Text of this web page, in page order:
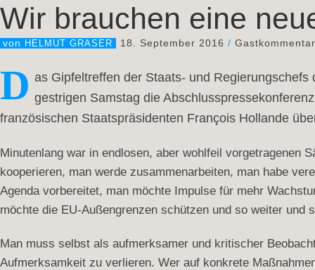
Wir brauchen eine
von HELMUT GRASER 18. September 2016 /
D as Gipfeltreffen der Staats- und
gestrigen Samstag die
französischen Staatspräsidenten François Hollande
Minutenlang war in endlosen, aber wohlfeil vorgetragenen
kooperieren, man werde zusammenarbeiten, man habe
Agenda vorbereitet, man möchte Impulse für mehr
möchte die EU-Außengrenzen schützen und so weiter
Man muss selbst als aufmerksamer und kritischer
Aufmerksamkeit zu verlieren. Wer auf konkrete